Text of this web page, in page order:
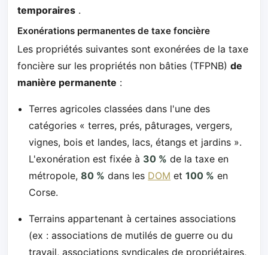
temporaires .
Exonérations permanentes de taxe foncière
Les propriétés suivantes sont exonérées de la taxe
foncière sur les propriétés non bâties (TFPNB) de
manière permanente :
Terres agricoles classées dans l'une des
catégories « terres, prés, pâturages, vergers,
vignes, bois et landes, lacs, étangs et jardins ».
L'exonération est fixée à 30 % de la taxe en
métropole,80 % dans les DOM et100 % en
Corse.
Terrains appartenant à certaines associations
(ex : associations de mutilés de guerre ou du
travail, associations syndicales de propriétaires,